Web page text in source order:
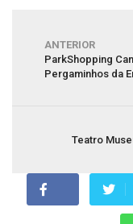
ANTERIOR
ParkShopping
Pergaminhos da
Teatro